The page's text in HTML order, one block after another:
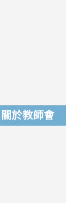
關於教師會